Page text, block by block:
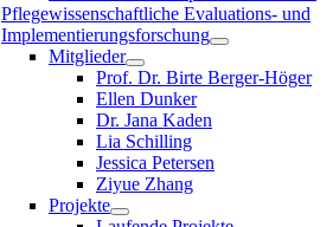
Pflegewissenschaftliche Evaluations- und
Implementierungsforschung
Mitglieder
Prof. Dr. Birte Berger-Höger
Ellen Dunker
Dr. Jana Kaden
Lia Schilling
Jessica Petersen
Ziyue Zhang
Projekte